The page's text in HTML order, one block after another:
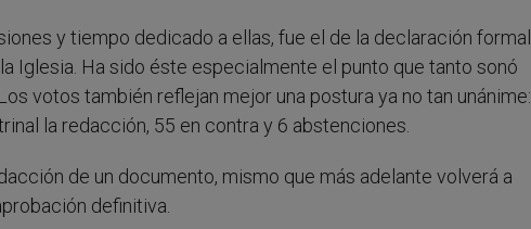
y tiempo dedicado a ellas, fue el de la declaración formal
Iglesia. Ha sido éste especialmente el punto que tanto sonó
votos también reflejan mejor una postura ya no tan unánime:
la redacción, 55 en contra y 6 abstenciones.
de un documento, mismo que más adelante volverá a
definitiva.